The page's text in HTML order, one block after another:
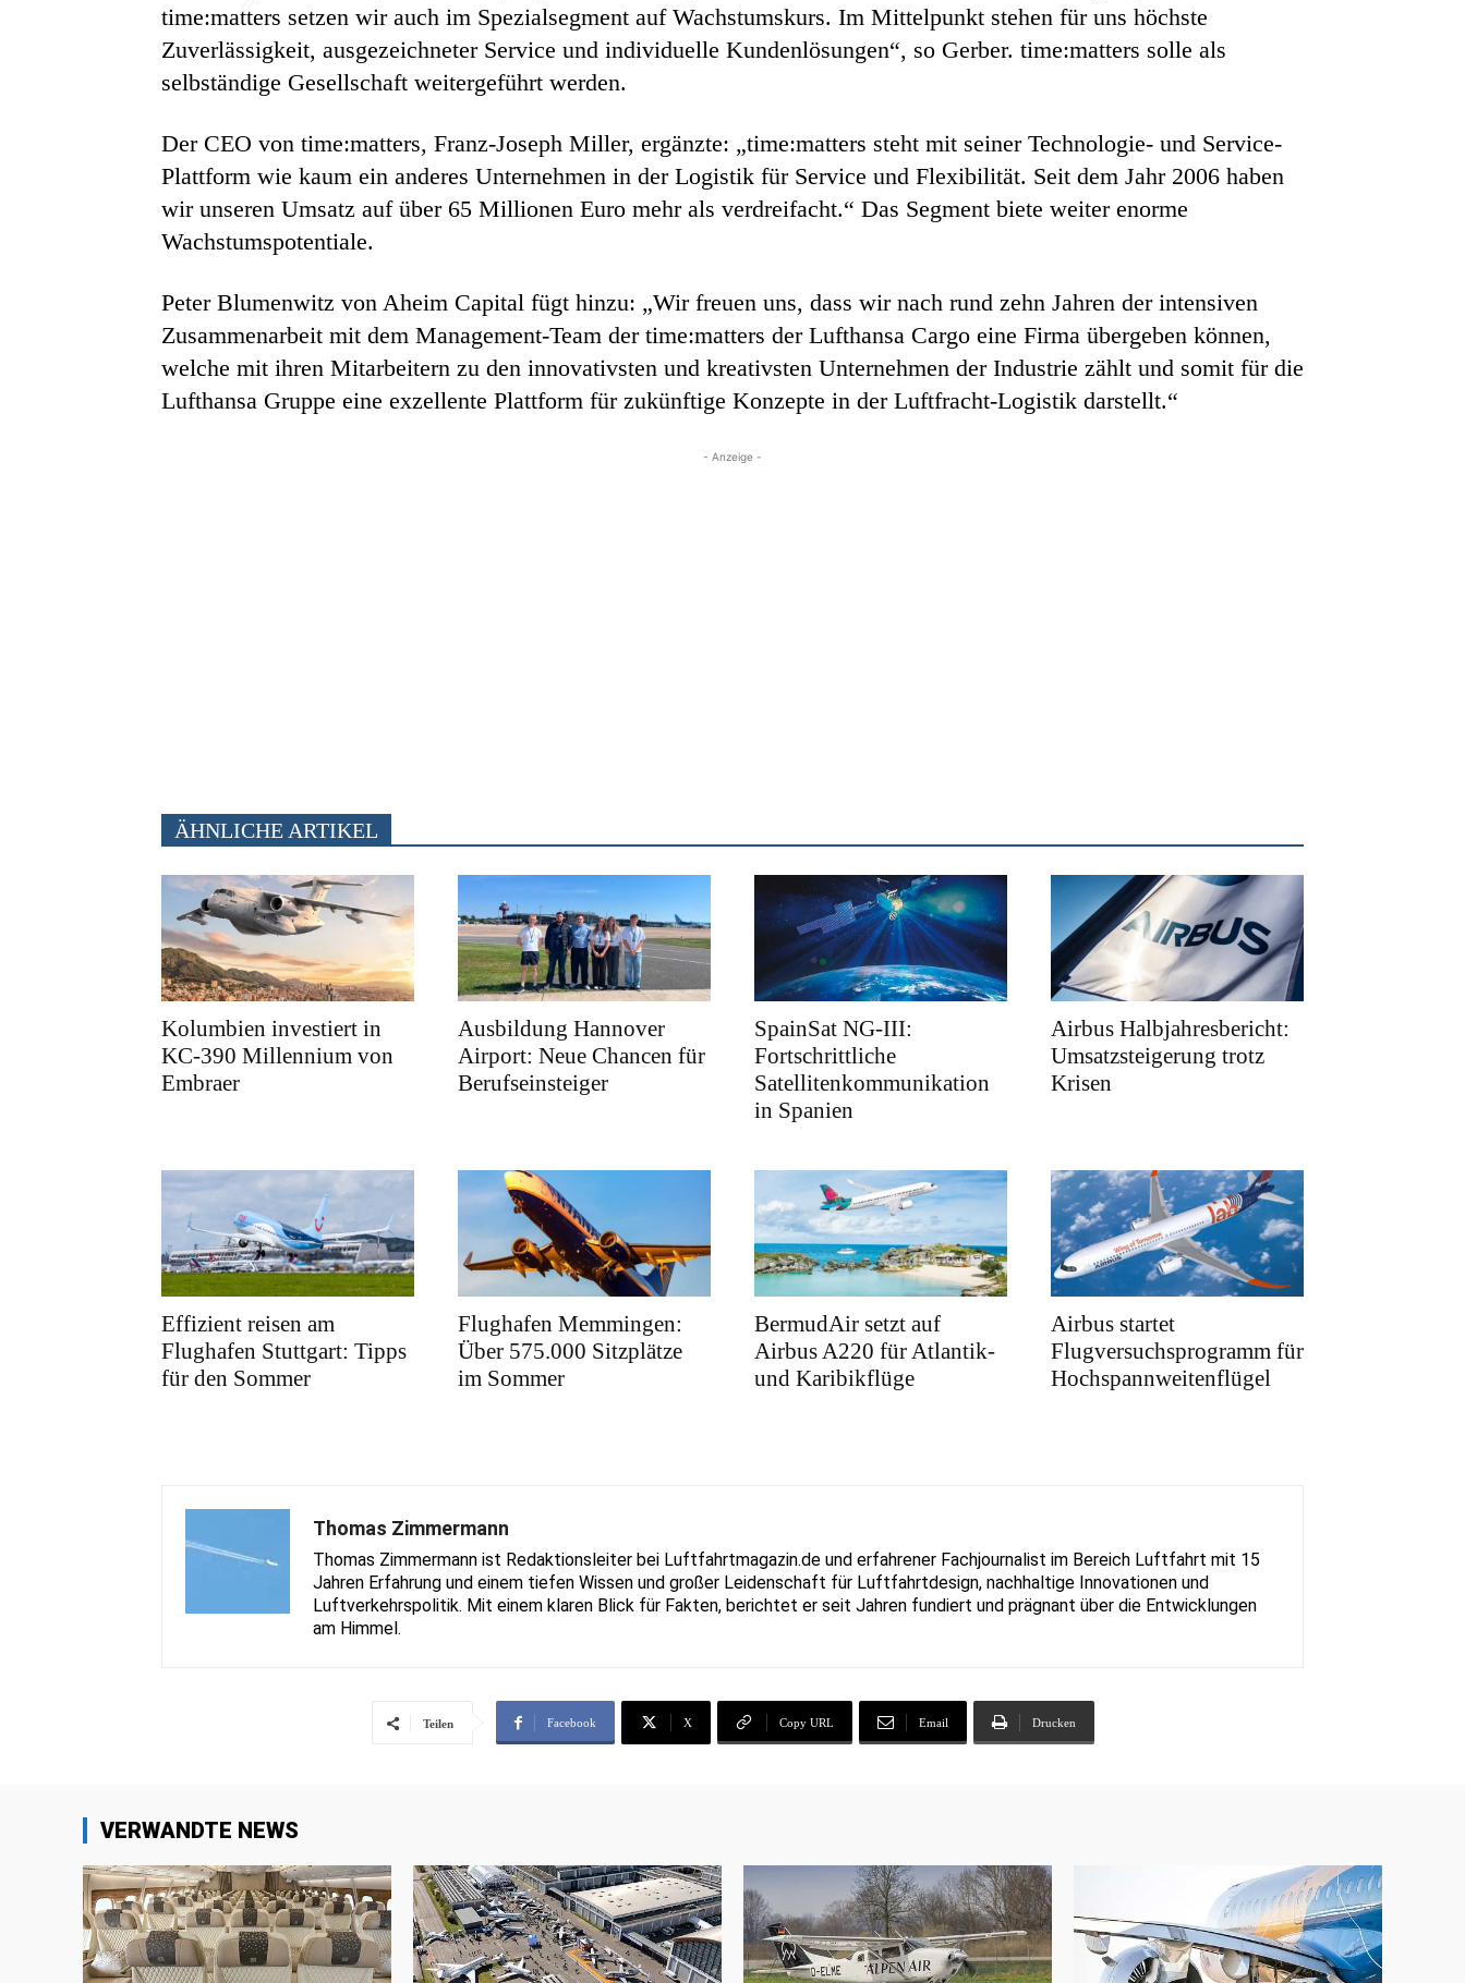
time:matters setzen wir auch im Spezialsegment auf Wachstumskurs. Im Mittelpunkt stehen für uns höchste
Zuverlässigkeit, ausgezeichneter Service und individuelle Kundenlösungen“, so Gerber. time:matters solle als
selbständige Gesellschaft weitergeführt werden.
Der CEO von time:matters, Franz-Joseph Miller, ergänzte: „time:matters steht mit seiner Technologie- und Service-
Plattform wie kaum ein anderes Unternehmen in der Logistik für Service und Flexibilität. Seit dem Jahr 2006 haben
wir unseren Umsatz auf über 65 Millionen Euro mehr als verdreifacht.“ Das Segment biete weiter enorme
Wachstumspotentiale.
Peter Blumenwitz von Aheim Capital fügt hinzu: „Wir freuen uns, dass wir nach rund zehn Jahren der intensiven
Zusammenarbeit mit dem Management-Team der time:matters der Lufthansa Cargo eine Firma übergeben können,
welche mit ihren Mitarbeitern zu den innovativsten und kreativsten Unternehmen der Industrie zählt und somit für die
Lufthansa Gruppe eine exzellente Plattform für zukünftige Konzepte in der Luftfracht-Logistik darstellt.“
- Anzeige -
ÄHNLICHE ARTIKEL
Kolumbien investiert in
KC-390 Millennium von
Embraer
Ausbildung Hannover
Airport: Neue Chancen für
Berufseinsteiger
SpainSat NG-III:
Fortschrittliche
Satellitenkommunikation
in Spanien
Airbus Halbjahresbericht:
Umsatzsteigerung trotz
Krisen
Effizient reisen am
Flughafen Stuttgart: Tipps
für den Sommer
Flughafen Memmingen:
Über 575.000 Sitzplätze
im Sommer
BermudAir setzt auf
Airbus A220 für Atlantik-
und Karibikflüge
Airbus startet
Flugversuchsprogramm für
Hochspannweitenflügel
Thomas Zimmermann
Thomas Zimmermann ist Redaktionsleiter bei Luftfahrtmagazin.de und erfahrener Fachjournalist im Bereich Luftfahrt mit 15
Jahren Erfahrung und einem tiefen Wissen und großer Leidenschaft für Luftfahrtdesign, nachhaltige Innovationen und
Luftverkehrspolitik. Mit einem klaren Blick für Fakten, berichtet er seit Jahren fundiert und prägnant über die Entwicklungen
am Himmel.
Teilen Facebook X Copy URL Email Drucken
VERWANDTE NEWS